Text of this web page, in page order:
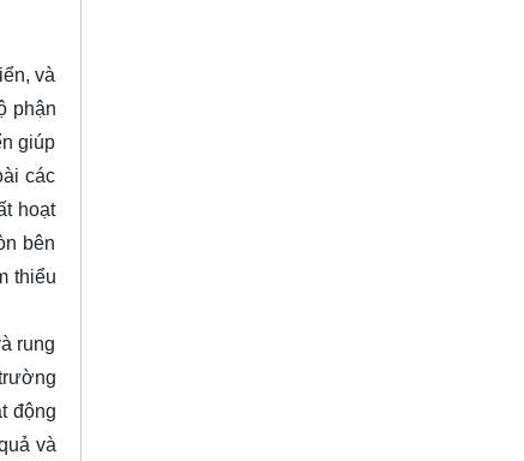
và
phận
giúp
các
hoạt
bên
thiểu
rung
động
và